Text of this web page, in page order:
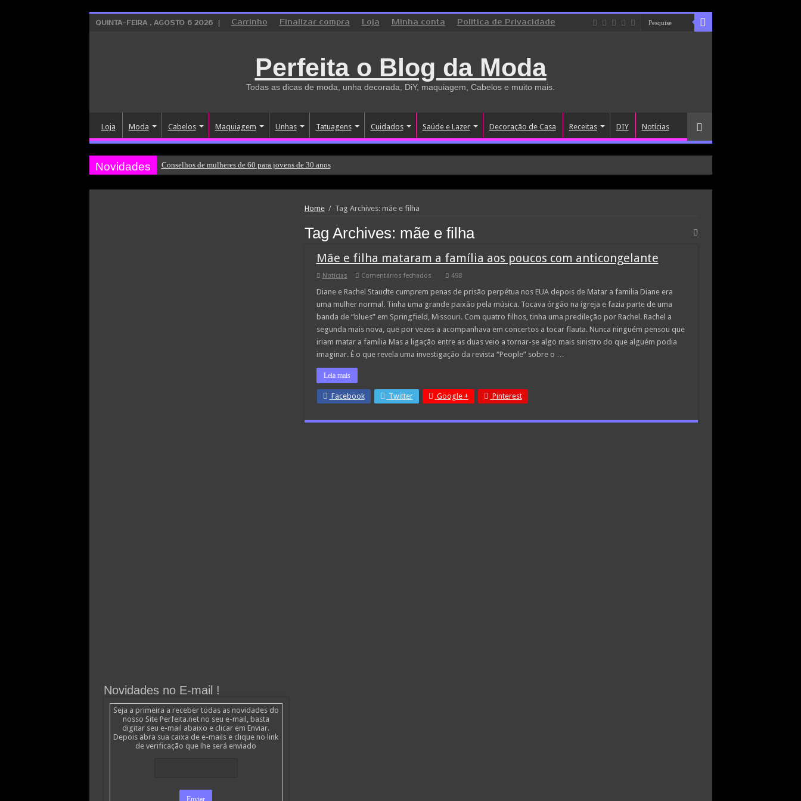
QUINTA-FEIRA , AGOSTO 6 2026 Carrinho Finalizar compra Loja Minha conta Politica de Privacidade
Perfeita o Blog da Moda
Todas as dicas de moda, unha decorada, DiY, maquiagem, Cabelos e muito mais.
Loja Moda Cabelos Maquiagem Unhas Tatuagens Cuidados Saúde e Lazer Decoração de Casa Receitas DIY Notícias
Novidades Conselhos de mulheres de 60 para jovens de 30 anos
Home / Tag Archives: mãe e filha
Tag Archives: mãe e filha
Mãe e filha mataram a família aos poucos com anticongelante
Notícias Comentários fechadosem
e
filha
mataram
a
família
aos
com
anticongelante
498
Diane e Rachel Staudte cumprem penas de prisão perpétua nos EUA depois de Matar a familia Diane era
uma mulher normal. Tinha uma grande paixão pela música. Tocava órgão na igreja e fazia parte de uma
banda de “blues” em Springfield, Missouri. Com quatro filhos, tinha uma predileção por Rachel. Rachel a
segunda mais nova, que por vezes a acompanhava em concertos a tocar flauta. Nunca ninguém pensou que
iriam matar a família Mas a ligação entre as duas veio a tornar-se algo mais sinistro do que alguém podia
imaginar. É o que revela uma investigação da revista “People” sobre o …
Leia mais
Facebook Twitter Google + Pinterest
Novidades no E-mail !
Seja a primeira a receber todas as novidades do
nosso Site Perfeita.net no seu e-mail, basta
digitar seu e-mail abaixo e clicar em Enviar.
Depois abra sua caixa de e-mails e clique no link
de verificação que lhe será enviado